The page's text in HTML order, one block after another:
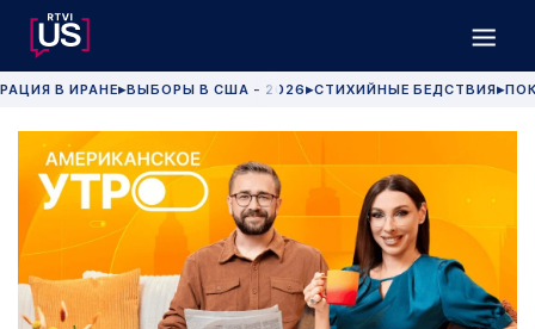
В ИРАНЕ▶ВЫБОРЫ В США - 2026 ▶СТИХИЙНЫЕ БЕДСТВИЯ▶